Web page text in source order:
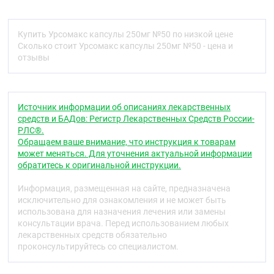
урсодезоксихолевая кислота (УДХК) встраивается
в мембрану гепатоцита, холангиоцита и
эпителиоцита желудочно-кишечного тракта,
стабилизирует её структуру и защищает клетку от
желчных кислот, снижая таким образом их
цитотоксический эффект. Образует нетоксичные
смешанные мицеллы с аполярными (токсичными)
желчными кислотами, что снижает способность
желудочного рефлюктата повреждать клеточные
мембраны при билиарном рефлюкс-гастрите и
рефлюкс-эзофагите. Уменьшая концентрацию и
УДХК эффективно способствует разрешению
внутрипеченочного холестаза. При холестазе
активирует Ca
-зависимую альфа-протеазу и
стимулирует экзоцитоз, уменьшает концентрацию
токсичных желчных кислот (хенодезоксихолевой,
литохолевой, дезоксихолевой и др.), концентрации
Купить Урсомакс капсулы 250мг №50 по низкой цене
Сколько стоит Урсомакс капсулы 250мг №50 - цена и
отзывы
Источник информации об описаниях лекарственных
средств и БАДов: Регистр Лекарственных Средств России-
РЛС®.
Обращаем ваше внимание, что инструкция к товарам
может меняться. Для уточнения актуальной информации
обратитесь к оригинальной инструкции.
Информация, размещенная на сайте, предназначена
исключительно для ознакомления и не может быть
использована для назначения лечения или замены
консультации врача. Перед использованием любых
лекарственных средств обязательно
проконсультируйтесь со специалистом.